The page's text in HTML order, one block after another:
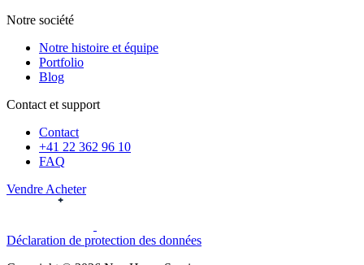
Notre société
Notre histoire et équipe
Portfolio
Blog
Contact et support
Contact
+41 22 362 96 10
FAQ
Vendre Acheter
Déclaration de protection des données